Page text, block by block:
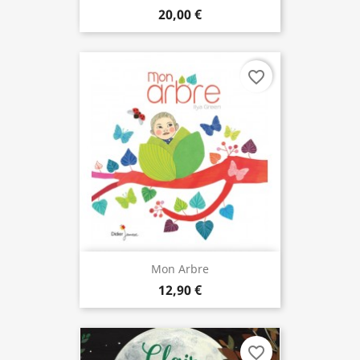
20,00 €
Mon Arbre
12,90 €
favorite_border
favorite_border